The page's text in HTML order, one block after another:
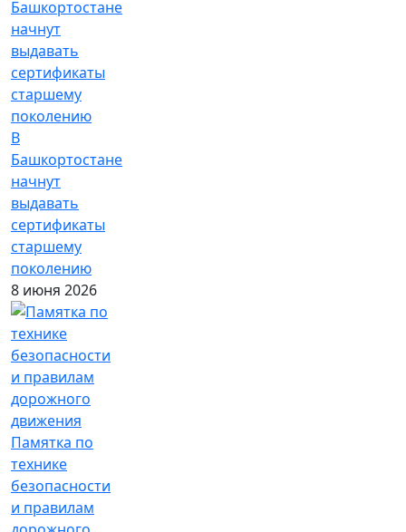
В
Башкортостане
начнут
выдавать
сертификаты
старшему
поколению
8 июня 2026
Памятка по
технике
безопасности
и правилам